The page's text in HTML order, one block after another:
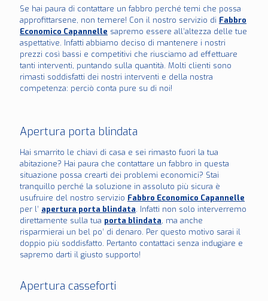
Se hai paura di contattare un fabbro perché temi che possa
approfittarsene, non temere! Con il nostro servizio di Fabbro
Economico Capannelle sapremo essere all’altezza delle tue
aspettative. Infatti abbiamo deciso di mantenere i nostri
prezzi così bassi e competitivi che riusciamo ad effettuare
tanti interventi, puntando sulla quantità. Molti clienti sono
rimasti soddisfatti dei nostri interventi e della nostra
competenza: perciò conta pure su di noi!
Apertura porta blindata
Hai smarrito le chiavi di casa e sei rimasto fuori la tua
abitazione? Hai paura che contattare un fabbro in questa
situazione possa crearti dei problemi economici? Stai
tranquillo perché la soluzione in assoluto più sicura è
usufruire del nostro servizio Fabbro Economico Capannelle
per l’ apertura porta blindata. Infatti non solo interverremo
direttamente sulla tua porta blindata, ma anche
risparmierai un bel po’ di denaro. Per questo motivo sarai il
doppio più soddisfatto. Pertanto contattaci senza indugiare e
sapremo darti il giusto supporto!
Apertura casseforti